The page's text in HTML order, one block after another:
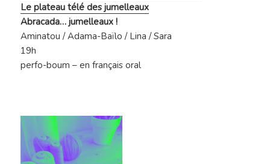
Le plateau télé des jumelleaux
Abracada… jumelleaux !
Aminatou / Adama-Baïlo / Lina / Sara
19h
perfo-boum – en français oral